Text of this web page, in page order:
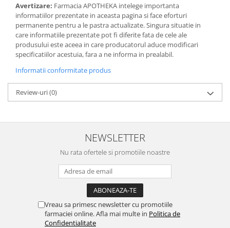
Avertizare: Farmacia APOTHEKA intelege importanta
informatiilor prezentate in aceasta pagina si face eforturi
permanente pentru a le pastra actualizate. Singura situatie in
care informatiile prezentate pot fi diferite fata de cele ale
produsului este aceea in care producatorul aduce modificari
specificatiilor acestuia, fara a ne informa in prealabil.
Informatii conformitate produs
Review-uri(0)
NEWSLETTER
Nu rata ofertele si promotiile noastre
Vreau sa primesc newsletter cu promotiile
farmaciei online. Afla mai multe in Politica de
Confidentialitate